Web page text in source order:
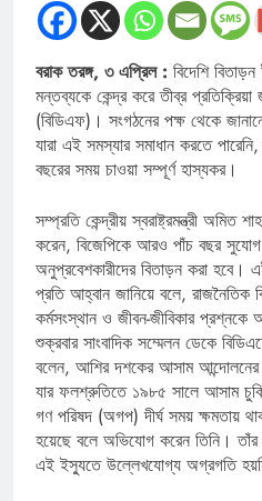
বরাক তরঙ্গ, ৩ এপ্রিল : বিদেশি
মন্তব্যকে কেন্দ্র করে তীব্র প্রতিক্রিয়া
(বিডিএফ)। সংগঠনের পক্ষ থেকে
যারা এই সমস্যার সমাধান করতে
বছরের সময় চাওয়া সম্পূর্ণ হাস্যকর।
সম্প্রতি কেন্দ্রীয় স্বরাষ্ট্রমন্ত্রী অমিত
করেন, বিজেপিকে আরও পাঁচ বছর সুযোগ
অনুপ্রবেশকারীদের বিতাড়ন করা হবে।
প্রতি আহ্বান জানিয়ে বলে, রাজনৈতিক
কর্মসংস্থান ও জীবন-জীবিকার প্রশ্নকে
শুক্রবার সাংবাদিক সম্মেলন ডেকে
বলেন, আশির দশকের আসাম আন্দোলনের
যার ফলশ্রুতিতে ১৯৮৫ সালে আসাম
গণ পরিষদ (অগপ) দীর্ঘ সময় ক্ষমতায়
হয়েছে বলে অভিযোগ করেন তিনি। তাঁর
এই ইস্যুতে উল্লেখযোগ্য অগ্রগতি